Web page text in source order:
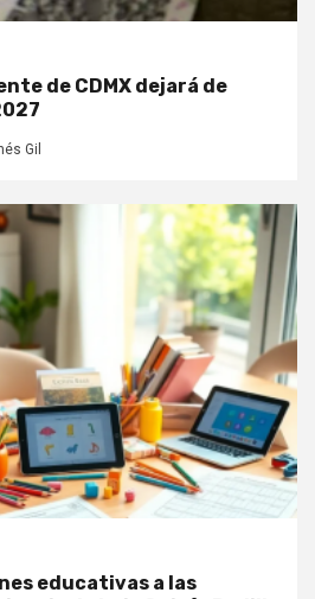
de CDMX dejará de
Gil
educativas a las